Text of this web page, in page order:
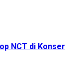
NCT di Konser